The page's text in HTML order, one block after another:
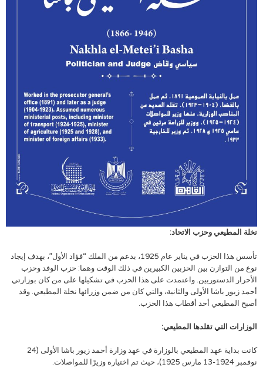
نخلة المطيعي وحزب الاتحاد:
تأسس هذا الحزب في يناير عام 1925، بدعم من الملك “فؤاد الأول”، بهدف إيجاد
نوع من التوازن بين الحزبين الكبيرين في ذلك الوقت وهما: حزب الوفد وحزب
الأحرار الدستوريين. واعتمدت على هذا الحزب في تشكيلها على من كان بوزارتي
أحمد زيور باشا الأولى والثانية، والتي كان من ضمن وزرائها نخلة المطيعي. وقد
أصبح المطيعي أحد أقطاب هذا الحزب.
الوزارات التي تقلدها المطيعي:
كانت بداية عهد المطيعي بالوزارة في عهد وزارة أحمد زيور باشا الأولى (24
نوفمبر 1924-13 مارس 1925)، حيث تم اختياره وزيرًا للمواصلات.